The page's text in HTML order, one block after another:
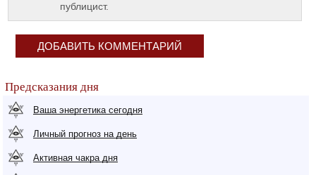
публицист.
ДОБАВИТЬ КОММЕНТАРИЙ
Предсказания дня
Ваша энергетика сегодня
Личный прогноз на день
Активная чакра дня